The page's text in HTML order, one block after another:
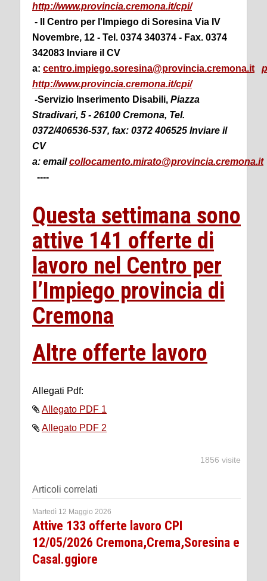
http://www.provincia.cremona.it/cpi/
- Il Centro per l'Impiego di Soresina Via IV
Novembre, 12 - Tel. 0374 340374 - Fax. 0374
342083 Inviare il CV
a: centro.impiego.soresina@provincia.cremona.it
http://www.provincia.cremona.it/cpi/
-Servizio Inserimento Disabili, Piazza
Stradivari, 5 - 26100 Cremona, Tel.
0372/406536-537, fax: 0372 406525 Inviare il
CV
a: emailcollocamento.mirato@provincia.cremona.it
----
Questa settimana sono
attive 141 offerte di
lavoro nel Centro per
l’Impiego provincia di
Cremona
Altre offerte lavoro
Allegati Pdf:
Allegato PDF 1
Allegato PDF 2
1856 visite
Articoli correlati
Martedì 12 Maggio 2026
Attive 133 offerte lavoro CPI
12/05/2026 Cremona,Crema,Soresina e
Casal.ggiore